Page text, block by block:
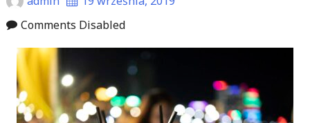
Comments Disabled